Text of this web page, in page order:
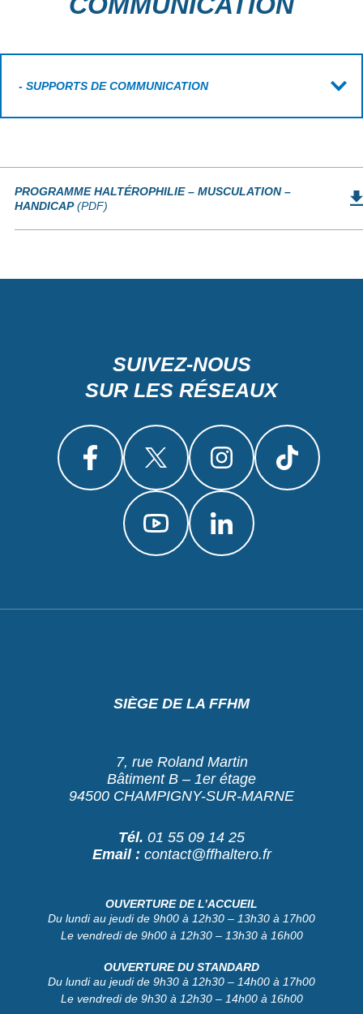
PROGRAMME HALTÉROPHILIE – MUSCULATION –
HANDICAP(PDF)
SUIVEZ-NOUS
SUR LES RÉSEAUX
SIÈGE DE LA FFHM
7, rue Roland Martin
Bâtiment B – 1er étage
94500 CHAMPIGNY-SUR-MARNE
Tél. 01 55 09 14 25
Email : contact@ffhaltero.fr
OUVERTURE DE L’ACCUEIL
Du lundi au jeudi de 9h00 à 12h30 – 13h30 à 17h00
Le vendredi de 9h00 à 12h30 – 13h30 à 16h00
OUVERTURE DU STANDARD
Du lundi au jeudi de 9h30 à 12h30 – 14h00 à 17h00
Le vendredi de 9h30 à 12h30 – 14h00 à 16h00